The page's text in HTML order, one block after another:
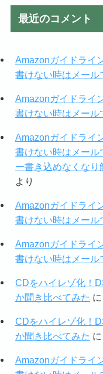
最近のコメント
Amazonガイドライ
書けない時はメール
Amazonガイドライ
書けない時はメール
Amazonガイドライ
書けない時はメール
ー書き込めなくな
より
Amazonガイドライ
書けない時はメール
Amazonガイドライ
書けない時はメール
CDをハイレゾ化！
か聞き比べてみた に
CDをハイレゾ化！
か聞き比べてみた に
Amazonガイドライ